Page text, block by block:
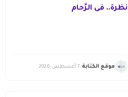
نظرة.. فى الزِّحام
موقع الكتابة 7 أغسطس 2026